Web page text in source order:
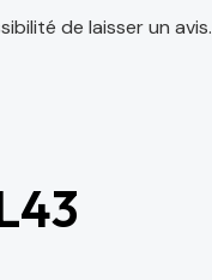
de laisser un avis.